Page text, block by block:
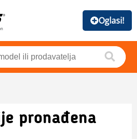
Oglasi!
pronađena